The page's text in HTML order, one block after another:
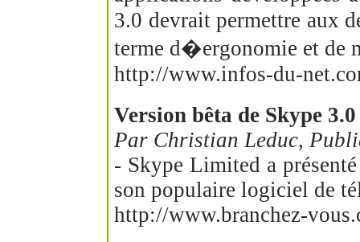
3.0 devrait permettre aux
terme d�ergonomie et de
http://www.infos-du-
Version bêta de Skype
Par Christian Leduc,
- Skype Limited a
son populaire logiciel de
http://www.branchez-